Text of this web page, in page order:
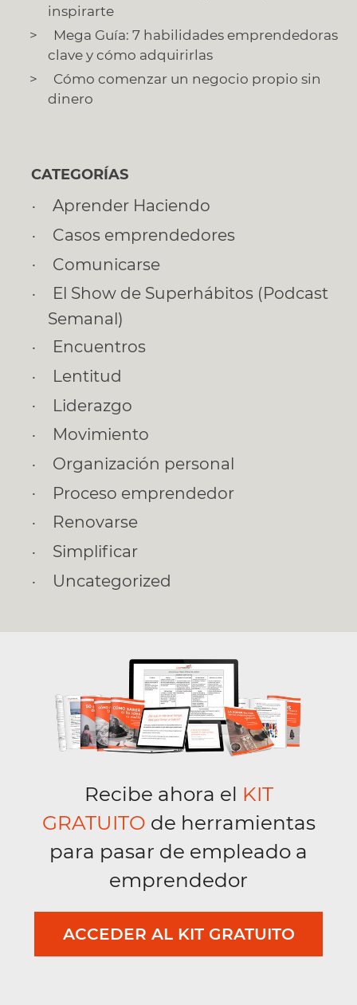
inspirarte
Mega Guía: 7 habilidades emprendedoras
clave y cómo adquirirlas
Cómo comenzar un negocio propio sin
dinero
CATEGORÍAS
Aprender Haciendo
Casos emprendedores
Comunicarse
El Show de Superhábitos (Podcast
Semanal)
Encuentros
Lentitud
Liderazgo
Movimiento
Organización personal
Proceso emprendedor
Renovarse
Simplificar
Uncategorized
Recibe ahora el KIT
GRATUITO de herramientas
para pasar de empleado a
emprendedor
ACCEDER AL KIT GRATUITO